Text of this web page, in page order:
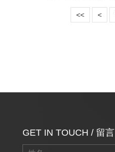
<< <
GET IN TOUCH / 留言